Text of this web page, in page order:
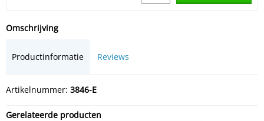
Omschrijving
Productinformatie Reviews
Artikelnummer: 3846-E
Gerelateerde producten